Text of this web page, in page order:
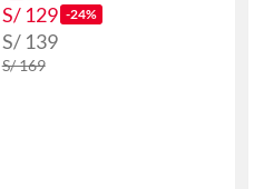
S/ 129 -24%
S/ 139
S/ 169